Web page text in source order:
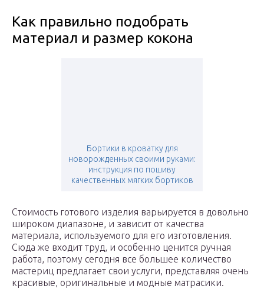
Как правильно подобрать
материал и размер кокона
Бортики в кроватку для
новорожденных своими руками:
инструкция по пошиву
качественных мягких бортиков
Стоимость готового изделия варьируется в довольно
широком диапазоне, и зависит от качества
материала, используемого для его изготовления.
Сюда же входит труд, и особенно ценится ручная
работа, поэтому сегодня все большее количество
мастериц предлагает свои услуги, представляя очень
красивые, оригинальные и модные матрасики.